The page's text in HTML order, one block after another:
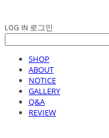
LOG IN 로그인
SHOP
ABOUT
NOTICE
GALLERY
Q&A
REVIEW